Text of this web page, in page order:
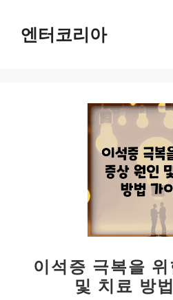
엔터코리아
이석증 극복을
및 치료 방